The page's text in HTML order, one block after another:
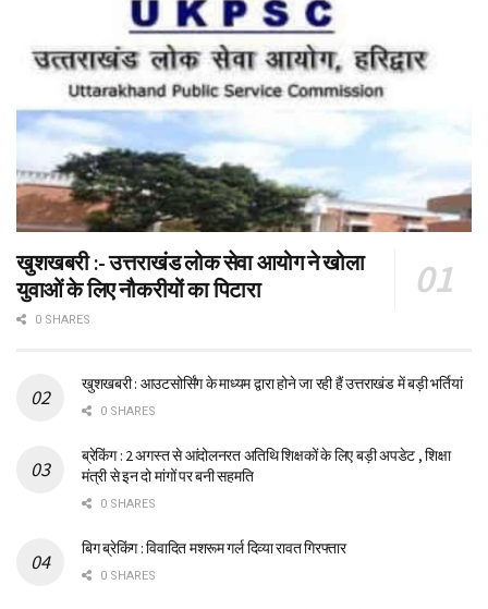
खुशखबरी :- उत्तराखंड लोक सेवा आयोग ने खोला
युवाओं के लिए नौकरीयों का पिटारा
0 SHARES
खुशखबरी : आउटसोर्सिंग के माध्यम द्वारा होने जा रही हैं उत्तराखंड में बड़ी भर्तियां
0 SHARES
ब्रेकिंग : 2 अगस्त से आंदोलनरत अतिथि शिक्षकों के लिए बड़ी अपडेट , शिक्षा
मंत्री से इन दो मांगों पर बनी सहमति
0 SHARES
बिग ब्रेकिंग : विवादित मशरूम गर्ल दिव्या रावत गिरफ्तार
0 SHARES